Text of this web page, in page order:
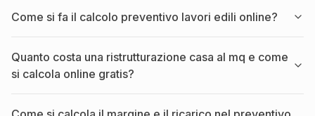
Come si fa il calcolo preventivo lavori edili online?
Quanto costa una ristrutturazione casa al mq e come
si calcola online gratis?